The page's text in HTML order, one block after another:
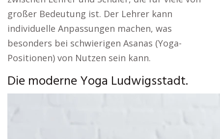
großer Bedeutung ist. Der Lehrer kann
individuelle Anpassungen machen, was
besonders bei schwierigen Asanas (Yoga-
Positionen) von Nutzen sein kann.
Die moderne Yoga Ludwigsstadt.